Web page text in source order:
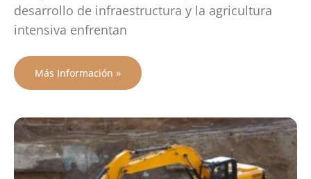
desarrollo de infraestructura y la agricultura
intensiva enfrentan
Más Información »